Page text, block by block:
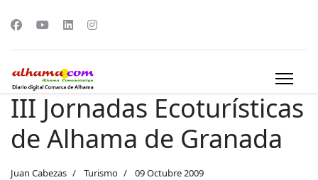
III Jornadas Ecoturísticas
de Alhama de Granada
Juan Cabezas Turismo 09 Octubre 2009